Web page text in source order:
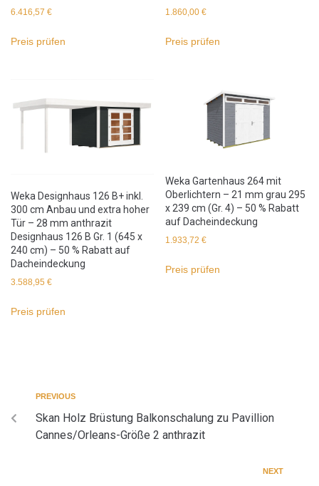
6.416,57 €
Preis prüfen
1.860,00€
Preis prüfen
Weka Designhaus 126 B+ inkl.
300 cm Anbau und extra hoher
Tür – 28 mm anthrazit
Designhaus 126 B Gr. 1 (645 x
240 cm) – 50 % Rabatt auf
Dacheindeckung
3.588,95 €
Preis prüfen
Weka Gartenhaus 264 mit
Oberlichtern – 21 mm grau 295
x 239 cm (Gr. 4) – 50 % Rabatt
auf Dacheindeckung
1.933,72€
Preis prüfen
PREVIOUS
Skan Holz Brüstung Balkonschalung zu Pavillion
Cannes/Orleans-Größe 2 anthrazit
NEXT